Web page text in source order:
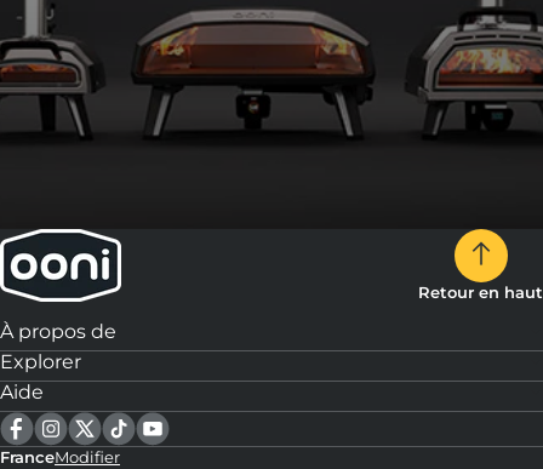
Retour en haut
À propos de
Explorer
Aide
FranceModifier